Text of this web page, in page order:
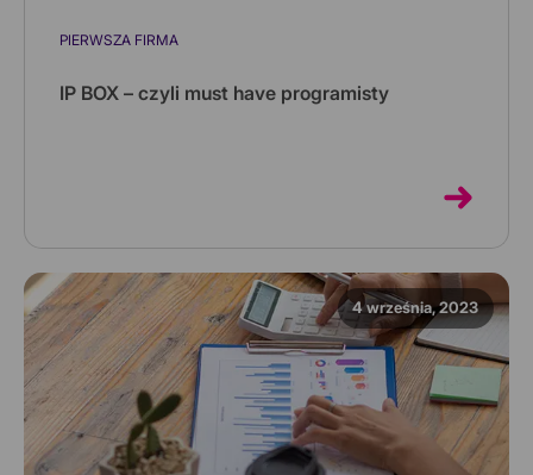
PIERWSZA FIRMA
IP BOX – czyli must have programisty
4 września, 2023